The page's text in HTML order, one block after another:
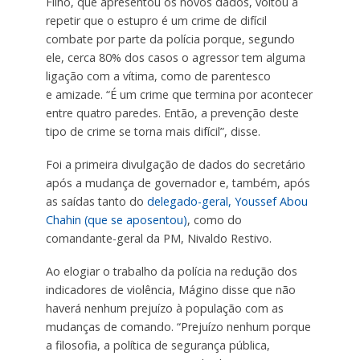
repetir que o estupro é um crime de difícil
combate por parte da polícia porque, segundo
ele, cerca 80% dos casos o agressor tem alguma
ligação com a vítima, como de parentesco
e amizade. “É um crime que termina por acontecer
entre quatro paredes. Então, a prevenção deste
tipo de crime se torna mais difícil”, disse.
Foi a primeira divulgação de dados do secretário
após a mudança de governador e, também, após
as saídas tanto do delegado-geral, Youssef Abou
Chahin (que se aposentou), como do
comandante-geral da PM, Nivaldo Restivo.
Ao elogiar o trabalho da polícia na redução dos
indicadores de violência, Mágino disse que não
haverá nenhum prejuízo à população com as
mudanças de comando. “Prejuízo nenhum porque
a filosofia, a política de segurança pública,